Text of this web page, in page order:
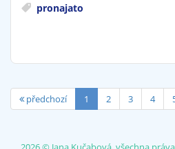
pronajato
předchozí 1 2 3 4